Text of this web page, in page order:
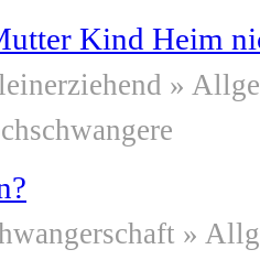
Kind Heim
»
»